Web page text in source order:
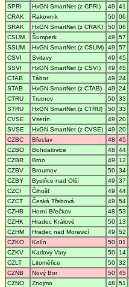
SPRI
HxGN SmartNet (z CPRI) 49 41
CRAK
Rakovník 50 06
SRAK
HxGN SmartNet (z CRAK) 50 06
CSUM
Šumperk 49 57
SSUM
HxGN SmartNet (z CSUM) 49 57
CSVI
Svitavy 49 45
SSVI
HxGN SmartNet (z CSVI) 49 45
CTAB
Tábor 49 24
STAB
HxGN SmartNet (z CTAB) 49 24
CTRU
Trutnov 50 33
STRU
HxGN SmartNet (z CTRU) 50 33
CVSE
Vsetín 49 20
SVSE
HxGN SmartNet (z CVSE) 49 20
CZBC
Břeclav 48 45
CZBO
Bohdalovice 48 44
CZBR
Brno 49 12
CZBV
Broumov 50 34
CZBY
Bystřice nad Olší 49 37
CZCI
Čihošť 49 44
CZCT
Česká Třebová 49 54
CZHB
Horní Břečkov 48 53
CZHK
Hradec Králové 50 13
CZHM
Hradec nad Moravicí 49 52
CZKO
Kolín 50 01
CZKV
Karlovy Vary 50 14
CZLT
Litoměřice 50 32
CZNB
Nový Bor 50 45
CZNO
Znojmo 48 51